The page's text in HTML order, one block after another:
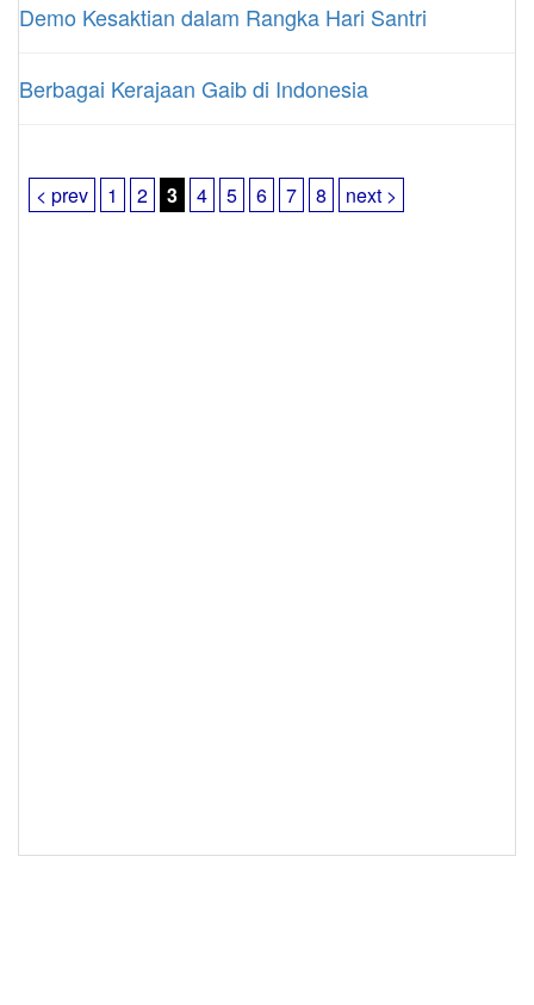
Demo Kesaktian dalam Rangka Hari Santri
Berbagai Kerajaan Gaib di Indonesia
< prev 1 2 3 4 5 6 7 8 next >